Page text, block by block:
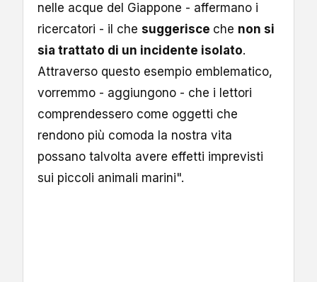
nelle acque del Giappone - affermano i
ricercatori - il che suggerisce che non si
sia trattato di un incidente isolato.
Attraverso questo esempio emblematico,
vorremmo - aggiungono - che i lettori
comprendessero come oggetti che
rendono più comoda la nostra vita
possano talvolta avere effetti imprevisti
sui piccoli animali marini".